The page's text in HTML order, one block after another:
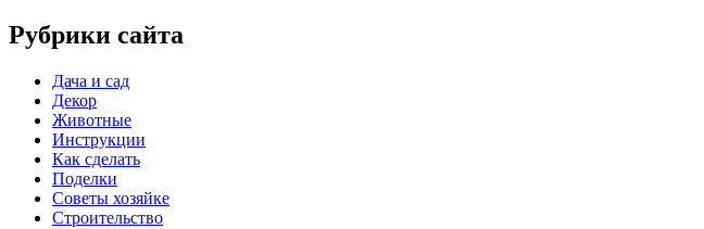
Рубрики сайта
Дача и сад
Декор
Животные
Инструкции
Как сделать
Поделки
Советы хозяйке
Строительство